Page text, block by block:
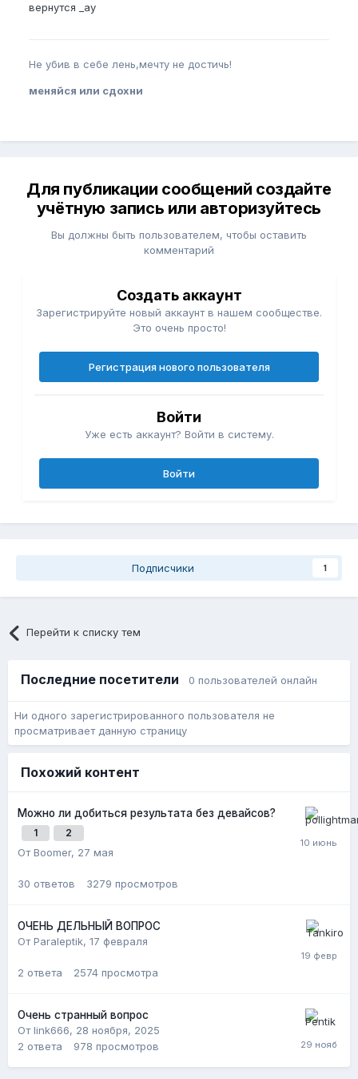
вернутся _ay
Не убив в себе лень,мечту не достичь!
меняйся или сдохни
Для публикации сообщений создайте
учётную запись или авторизуйтесь
Вы должны быть пользователем, чтобы оставить
комментарий
Создать аккаунт
Зарегистрируйте новый аккаунт в нашем сообществе.
Это очень просто!
Регистрация нового пользователя
Войти
Уже есть аккаунт? Войти в систему.
Войти
Подписчики 1
Перейти к списку тем
Последние посетители 0 пользователей онлайн
Ни одного зарегистрированного пользователя не
просматривает данную страницу
Похожий контент
Можно ли добиться результата без девайсов?
1 2
От Boomer, 27 мая
30 ответов 3279 просмотров
ОЧЕНЬ ДЕЛЬНЫЙ ВОПРОС
От Paraleptik, 17 февраля
2 ответа 2574 просмотра
Очень странный вопрос
От link666, 28 ноября, 2025
2 ответа 978 просмотров